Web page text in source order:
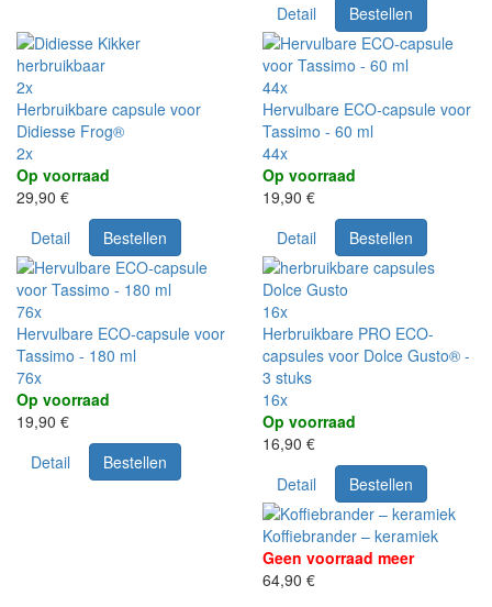
Detail
Bestellen
2x
Herbruikbare capsule voor
Didiesse Frog®
2x
Op voorraad
29,90 €
Detail
Bestellen
44x
Hervulbare ECO-capsule voor
Tassimo - 60 ml
44x
Op voorraad
19,90 €
Detail
Bestellen
76x
Hervulbare ECO-capsule voor
Tassimo - 180 ml
76x
Op voorraad
19,90 €
Detail
Bestellen
16x
Herbruikbare PRO ECO-
capsules voor Dolce Gusto® -
3 stuks
16x
Op voorraad
16,90 €
Detail
Bestellen
Koffiebrander – keramiek
Geen voorraad meer
64,90 €